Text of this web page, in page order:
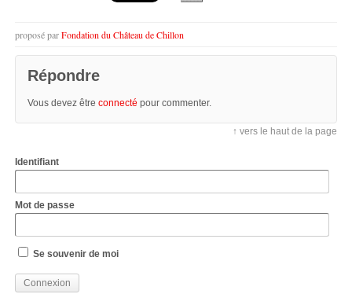
proposé parFondation du Château de Chillon
Répondre
Vous devez être connecté pour commenter.
↑ vers le haut de la page
Identifiant
Mot de passe
Se souvenir de moi